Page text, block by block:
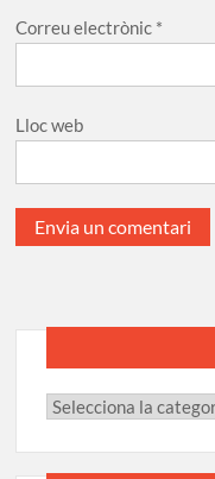
Correu electrònic *
Lloc web
Categories